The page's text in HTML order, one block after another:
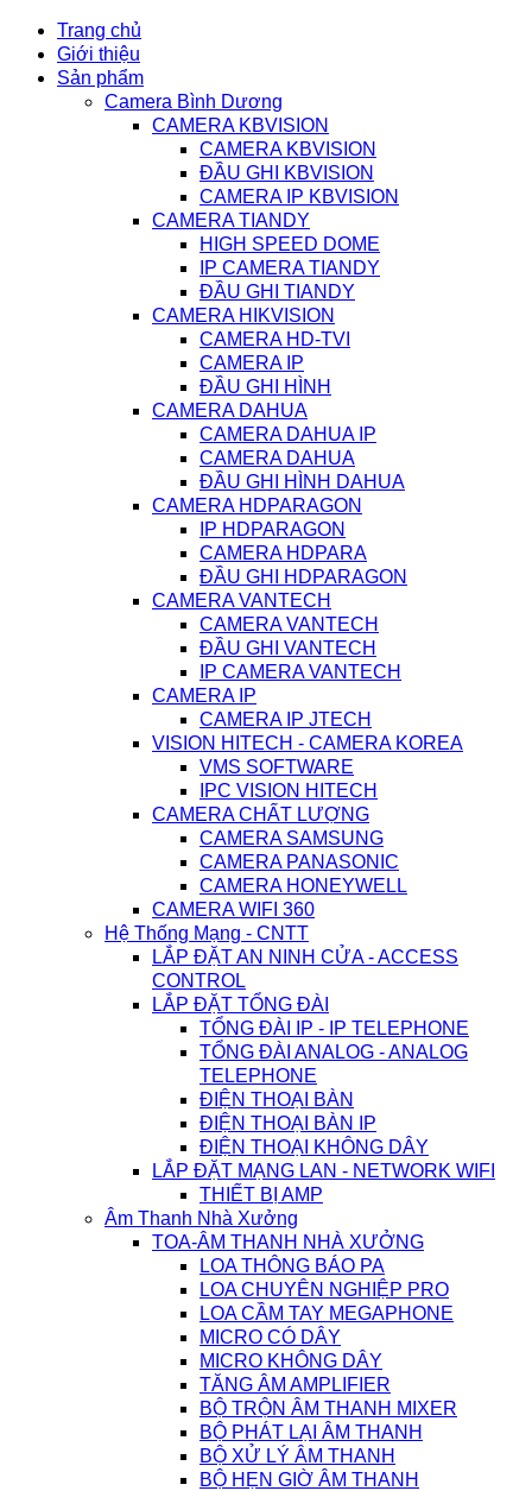
Trang chủ
Giới thiệu
Sản phẩm
Camera Bình Dương
CAMERA KBVISION
CAMERA KBVISION
ĐẦU GHI KBVISION
CAMERA IP KBVISION
CAMERA TIANDY
HIGH SPEED DOME
IP CAMERA TIANDY
ĐẦU GHI TIANDY
CAMERA HIKVISION
CAMERA HD-TVI
CAMERA IP
ĐẦU GHI HÌNH
CAMERA DAHUA
CAMERA DAHUA IP
CAMERA DAHUA
ĐẦU GHI HÌNH DAHUA
CAMERA HDPARAGON
IP HDPARAGON
CAMERA HDPARA
ĐẦU GHI HDPARAGON
CAMERA VANTECH
CAMERA VANTECH
ĐẦU GHI VANTECH
IP CAMERA VANTECH
CAMERA IP
CAMERA IP JTECH
VISION HITECH - CAMERA KOREA
VMS SOFTWARE
IPC VISION HITECH
CAMERA CHẤT LƯỢNG
CAMERA SAMSUNG
CAMERA PANASONIC
CAMERA HONEYWELL
CAMERA WIFI 360
Hệ Thống Mạng - CNTT
LẮP ĐẶT AN NINH CỬA - ACCESS
CONTROL
LẮP ĐẶT TỔNG ĐÀI
TỔNG ĐÀI IP - IP TELEPHONE
TỔNG ĐÀI ANALOG - ANALOG
TELEPHONE
ĐIỆN THOẠI BÀN
ĐIỆN THOẠI BÀN IP
ĐIỆN THOẠI KHÔNG DÂY
LẮP ĐẶT MẠNG LAN - NETWORK WIFI
THIẾT BỊ AMP
Âm Thanh Nhà Xưởng
TOA-ÂM THANH NHÀ XƯỞNG
LOA THÔNG BÁO PA
LOA CHUYÊN NGHIỆP PRO
LOA CẦM TAY MEGAPHONE
MICRO CÓ DÂY
MICRO KHÔNG DÂY
TĂNG ÂM AMPLIFIER
BỘ TRỘN ÂM THANH MIXER
BỘ PHÁT LẠI ÂM THANH
BỘ XỬ LÝ ÂM THANH
BỘ HẸN GIỜ ÂM THANH